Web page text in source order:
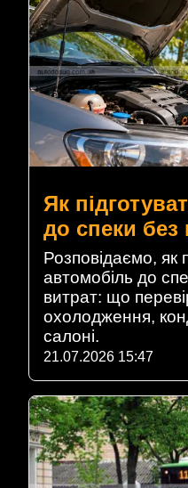
Як
до спеки без
Розповідаємо, як
автомобіль до
витрат: що
охолодження,
салоні.
21.07.2026 15:47